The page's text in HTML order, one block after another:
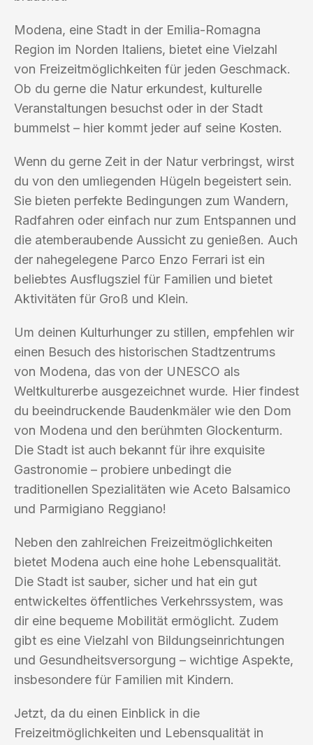
Modena, eine Stadt in der Emilia-Romagna
Region im Norden Italiens, bietet eine Vielzahl
von Freizeitmöglichkeiten für jeden Geschmack.
Ob du gerne die Natur erkundest, kulturelle
Veranstaltungen besuchst oder in der Stadt
bummelst – hier kommt jeder auf seine Kosten.
Wenn du gerne Zeit in der Natur verbringst, wirst
du von den umliegenden Hügeln begeistert sein.
Sie bieten perfekte Bedingungen zum Wandern,
Radfahren oder einfach nur zum Entspannen und
die atemberaubende Aussicht zu genießen. Auch
der nahegelegene Parco Enzo Ferrari ist ein
beliebtes Ausflugsziel für Familien und bietet
Aktivitäten für Groß und Klein.
Um deinen Kulturhunger zu stillen, empfehlen wir
einen Besuch des historischen Stadtzentrums
von Modena, das von der UNESCO als
Weltkulturerbe ausgezeichnet wurde. Hier findest
du beeindruckende Baudenkmäler wie den Dom
von Modena und den berühmten Glockenturm.
Die Stadt ist auch bekannt für ihre exquisite
Gastronomie – probiere unbedingt die
traditionellen Spezialitäten wie Aceto Balsamico
und Parmigiano Reggiano!
Neben den zahlreichen Freizeitmöglichkeiten
bietet Modena auch eine hohe Lebensqualität.
Die Stadt ist sauber, sicher und hat ein gut
entwickeltes öffentliches Verkehrssystem, was
dir eine bequeme Mobilität ermöglicht. Zudem
gibt es eine Vielzahl von Bildungseinrichtungen
und Gesundheitsversorgung – wichtige Aspekte,
insbesondere für Familien mit Kindern.
Jetzt, da du einen Einblick in die
Freizeitmöglichkeiten und Lebensqualität in